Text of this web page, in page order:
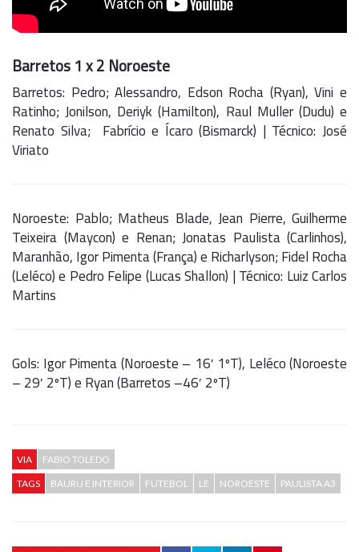
Barretos 1 x 2 Noroeste
Barretos: Pedro; Alessandro, Edson Rocha (Ryan), Vini e
Ratinho; Jonilson, Deriyk (Hamilton), Raul Muller (Dudu) e
Renato Silva; Fabrício e Ícaro (Bismarck) | Técnico: José
Viriato
Noroeste: Pablo; Matheus Blade, Jean Pierre, Guilherme
Teixeira (Maycon) e Renan; Jonatas Paulista (Carlinhos),
Maranhão, Igor Pimenta (França) e Richarlyson; Fidel Rocha
(Leléco) e Pedro Felipe (Lucas Shallon) | Técnico: Luiz Carlos
Martins
Gols: Igor Pimenta (Noroeste – 16′ 1ºT), Leléco (Noroeste
– 29′ 2ºT) e Ryan (Barretos –46′ 2ºT)
VIA
FABIO TOLEDO
TAGS
BAURU E INTERIOR FUTEBOL LE NOROESTE PAULISTA A3